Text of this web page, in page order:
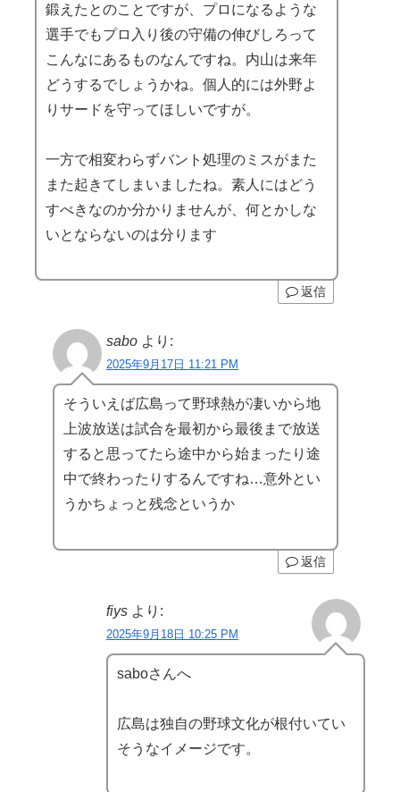
鍛えたとのことですが、プロになるような
選手でもプロ入り後の守備の伸びしろって
こんなにあるものなんですね。内山は来年
どうするでしょうかね。個人的には外野よ
りサードを守ってほしいですが。
一方で相変わらずバント処理のミスがまた
また起きてしまいましたね。素人にはどう
すべきなのか分かりませんが、何とかしな
いとならないのは分ります
返信
sabo より:
2025年9月17日 11:21 PM
そういえば広島って野球熱が凄いから地
上波放送は試合を最初から最後まで放送
すると思ってたら途中から始まったり途
中で終わったりするんですね…意外とい
うかちょっと残念というか
返信
fiys より:
2025年9月18日 10:25 PM
saboさんへ
広島は独自の野球文化が根付いてい
そうなイメージです。